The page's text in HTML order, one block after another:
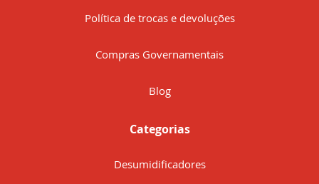
Política de trocas e devoluções
Compras Governamentais
Blog
Categorias
Desumidificadores